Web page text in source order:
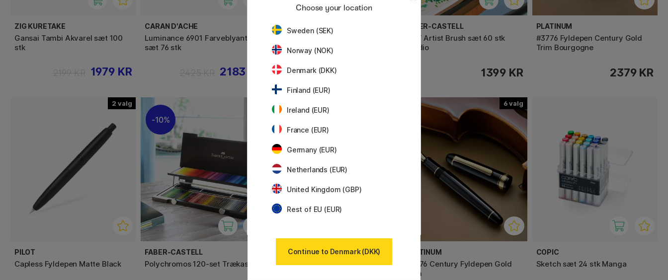
ZIG KURETAKE
Gansai Tambi Akvarel sæt 100
stk
1979 KR
CARAN D'ACHE
Luminance 6901 Farveblyanter
sæt 76 stk
2183 KR
COPIC
Sketch sæt 36 stk
FABER-CASTELL
PITT Artist Brush sæt 60 stk
Studio
1399 KR
PLATINUM
#3776 Fyldepen Century Gold
Trim Bourgogne
2379 KR
2
PILOT
Capless Fyldepen Matte Black
10%
FABER-CASTELL
Polychromos 120-set Trækasse
PROMARKER
Promarker Essential Collection
6
PLATINUM
#3776 Century Fyldepen Gold
Trim
COPIC
Sketch sæt 24 stk Manga
Choose your location
Sweden (SEK)
Norway (NOK)
Denmark (DKK)
Finland (EUR)
Ireland (EUR)
France (EUR)
Germany (EUR)
Netherlands (EUR)
United Kingdom (GBP)
Rest of EU (EUR)
Continue to Denmark (DKK)